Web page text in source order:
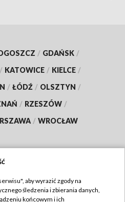
/ GDAŃSK /
/ KATOWICE / KIELCE /
/ ŁÓDŹ / OLSZTYN /
/ RZESZÓW /
/ WROCŁAW
TVP
aby wyrazić zgody na
śledzenia i zbierania danych,
końcowym i ich